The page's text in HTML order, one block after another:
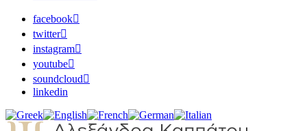
facebook
twitter
instagram
youtube
soundcloud
linkedin